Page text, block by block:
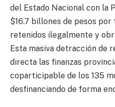
del Estado Nacional con la
$16.7 billones de pesos
retenidos ilegalmente y
Esta masiva detracción de
directa las finanzas
coparticipable de los 135
desfinanciando de forma